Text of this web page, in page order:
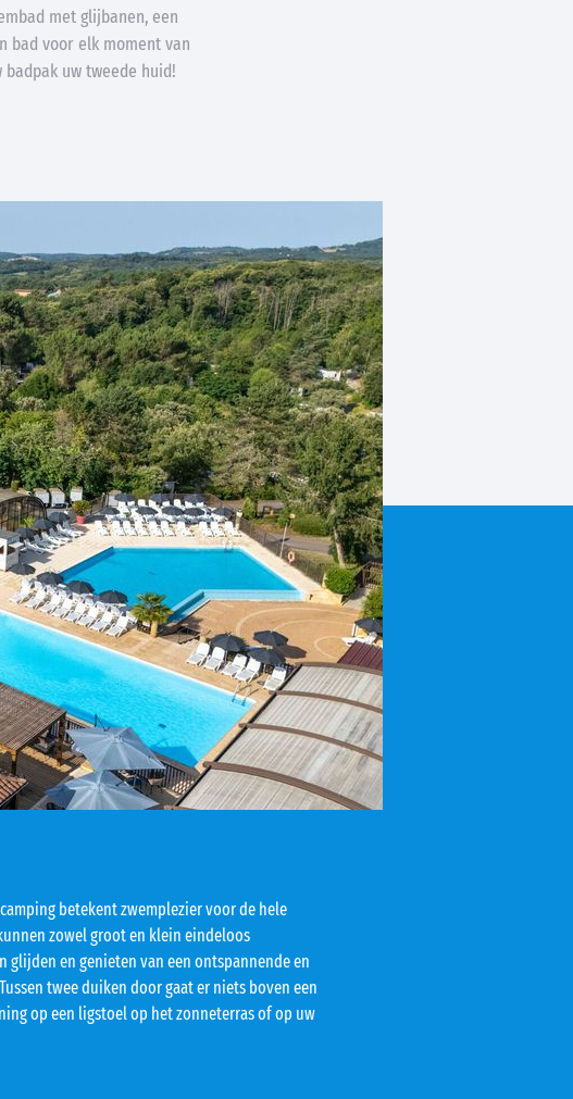
met glijbanen, een
bad voor elk moment van
uw tweede huid!
betekent zwemplezier voor de hele
zowel groot en klein eindeloos
glijden en genieten van een ontspannende en
twee duiken door gaat er niets boven een
op een ligstoel op het zonneterras of op uw